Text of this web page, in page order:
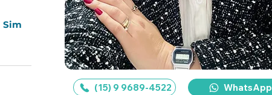
Sim
(15) 9 9689-4522 WhatsApp